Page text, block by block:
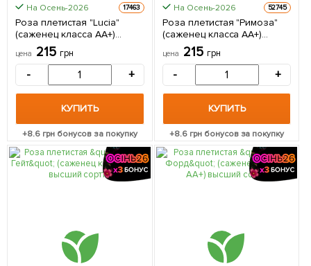
На Осень-2026 17463
Роза плетистая "Lucia"
(саженец класса АА+)
высший сорт 1 шт в
упаковке
цена 215 грн
- +
КУПИТЬ
+8.6 грн бонусов за покупку
На Осень-2026 52745
Роза плетистая "Римоза"
(саженец класса АА+)
высший сорт 1 саженец в
упаковке
цена 215 грн
- +
КУПИТЬ
+8.6грн бонусов за покупку